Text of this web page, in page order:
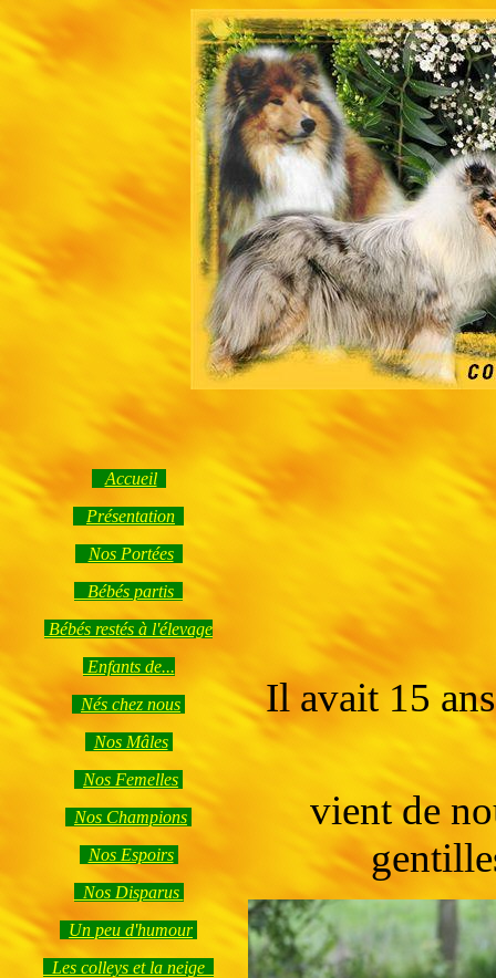
Accueil
Présentation
Nos Portées
Bébés partis
Bébés restés à l'élevage
Enfants de...
Nés chez nous
Nos Mâles
Nos Femelles
Nos Champions
Nos Espoirs
Nos Disparus
Un peu d'humour
Les colleys et la neige
Il avait 15
vient de